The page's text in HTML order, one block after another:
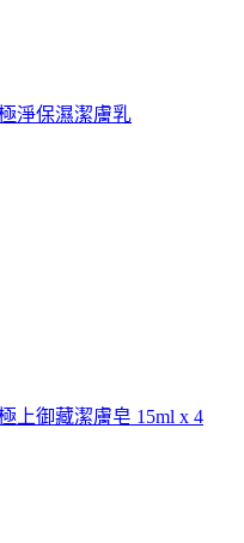
淨保濕潔膚乳
上御藏潔膚皂 15ml x 4